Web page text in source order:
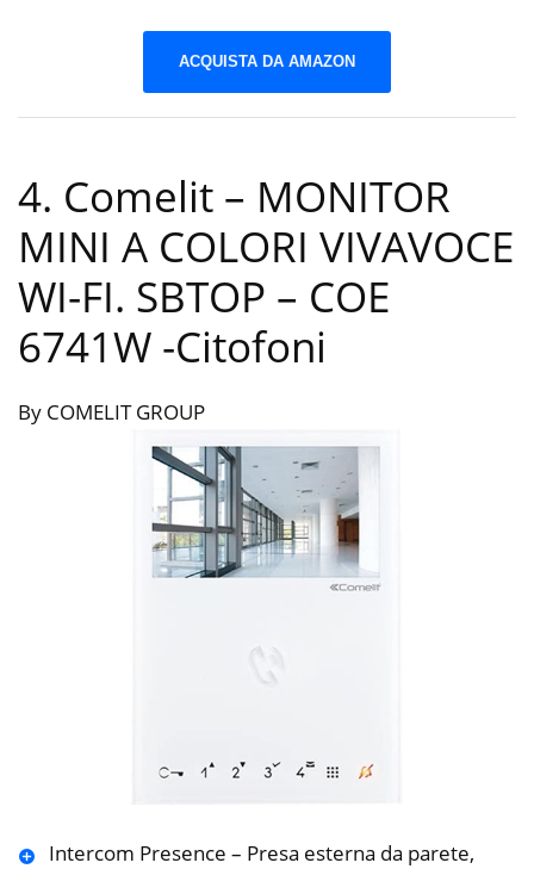
ACQUISTA DA AMAZON
4. Comelit – MONITOR
MINI A COLORI VIVAVOCE
WI-FI. SBTOP – COE
6741W -Citofoni
By COMELIT GROUP
Intercom Presence – Presa esterna da parete,